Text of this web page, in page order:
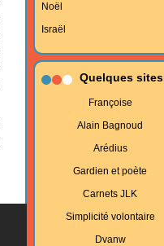
Noël
Israël
Quelques sites
Françoise
Alain Bagnoud
Arédius
Gardien et poète
Carnets JLK
Simplicité volontaire
Dvanw